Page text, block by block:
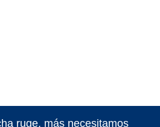
ruge, más necesitamos